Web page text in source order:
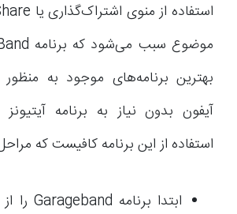
بهترین برنامه‌های موجود به
آیفون بدون نیاز به برنامه
استفاده از این برنامه کافیست که